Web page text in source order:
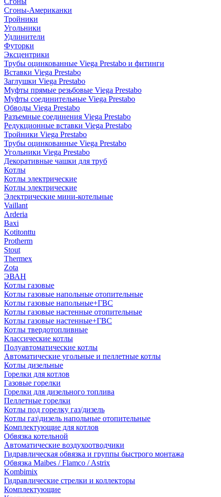
Сгоны-Американки
Тройники
Угольники
Удлинители
Футорки
Эксцентрики
Трубы оцинкованные Viega Prestabo и фитинги
Вставки Viega Prestabo
Заглушки Viega Prestabo
Муфты прямые резьбовые Viega Prestabo
Муфты соединительные Viega Prestabo
Обводы Viega Prestabo
Разъемные соединения Viega Prestabo
Редукционные вставки Viega Prestabo
Тройники Viega Prestabo
Трубы оцинкованные Viega Prestabo
Угольники Viega Prestabo
Декоративные чашки для труб
Котлы
Котлы электрические
Котлы электрические
Электрические мини-котельные
Vaillant
Arderia
Baxi
Kotitonttu
Protherm
Stout
Thermex
Zota
ЭВАН
Котлы газовые
Котлы газовые напольные отопительные
Котлы газовые напольные+ГВС
Котлы газовые настенные отопительные
Котлы газовые настенные+ГВС
Котлы твердотопливные
Классические котлы
Полуавтоматические котлы
Автоматические угольные и пеллетные котлы
Котлы дизельные
Горелки для котлов
Газовые горелки
Горелки для дизельного топлива
Пеллетные горелки
Котлы под горелку газ/дизель
Котлы газ\дизель напольные отопительные
Комплектующие для котлов
Обвязка котельной
Автоматические воздухоотводчики
Гидравлическая обвязка и группы быстрого монтажа
Обвязка Maibes / Flamco / Astrix
Kombimix
Гидравлические стрелки и коллекторы
Комплектующие